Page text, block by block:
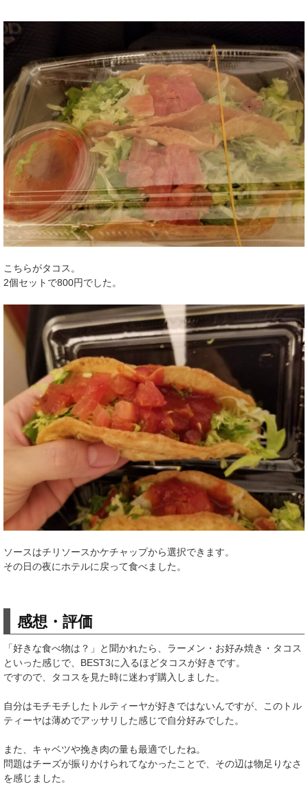
こちらがタコス。
2個セットで800円でした。
ソースはチリソースかケチャップから選択できます。
その日の夜にホテルに戻って食べました。
感想・評価
「好きな食べ物は？」と聞かれたら、ラーメン・お好み焼き・タコス
といった感じで、BEST3に入るほどタコスが好きです。
ですので、タコスを見た時に迷わず購入しました。
自分はモチモチしたトルティーヤが好きではないんですが、このトル
ティーヤは薄めでアッサリした感じで自分好みでした。
また、キャベツや挽き肉の量も最適でしたね。
問題はチーズが振りかけられてなかったことで、その辺は物足りなさ
を感じました。